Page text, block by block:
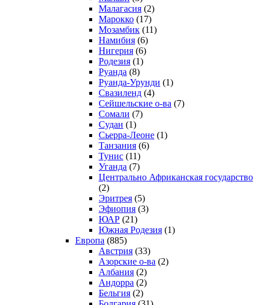
Малагасия (2)
Марокко (17)
Мозамбик (11)
Намибия (6)
Нигерия (6)
Родезия (1)
Руанда (8)
Руанда-Урунди (1)
Свазиленд (4)
Сейшельские о-ва (7)
Сомали (7)
Судан (1)
Сьерра-Леоне (1)
Танзания (6)
Тунис (11)
Уганда (7)
Центрально Африканская государство
(2)
Эритрея (5)
Эфиопия (3)
ЮАР (21)
Южная Родезия (1)
Европа (885)
Австрия (33)
Азорские о-ва (2)
Албания (2)
Андорра (2)
Бельгия (2)